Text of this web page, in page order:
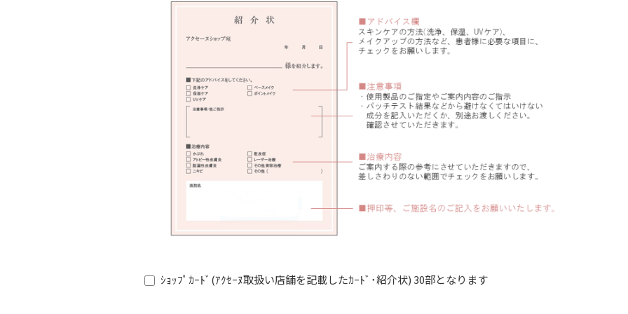
ｼｮｯﾌﾟｶｰﾄﾞ(ｱｸｾｰﾇ取扱い店舗を記載したｶｰﾄﾞ･紹介状) 30部となります